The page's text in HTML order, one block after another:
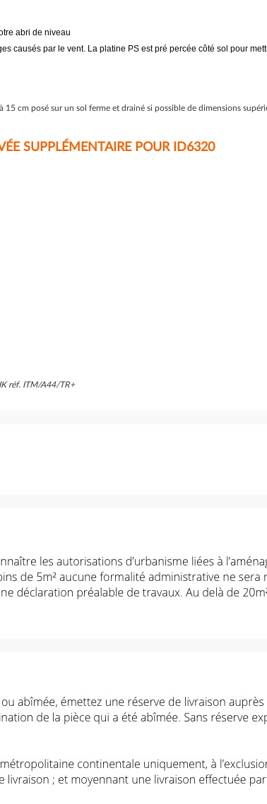
abri de niveau
causés par le vent. La platine PS est pré percée côté sol pour
cm posé sur un sol ferme et drainé si possible de dimensions
SUPPLÉMENTAIRE POUR ID6320
réf. ITM/A44/TR+